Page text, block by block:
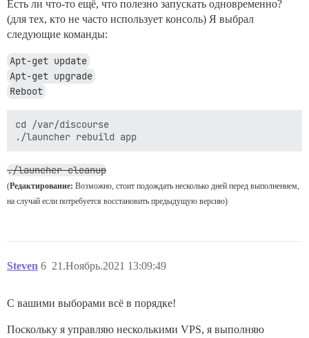
Есть ли что-то ещё, что полезно запускать одновременно?
(для тех, кто не часто использует консоль) Я выбрал
следующие команды:
Apt-get update
Apt-get upgrade
Reboot
cd /var/discourse
./launcher cleanup
(Редактирование: Возможно, стоит подождать несколько дней перед выполнением,
на случай если потребуется восстановить предыдущую версию)
Steven 21.Ноябрь.2021 13:09:49
6
С вашими выборами всё в порядке!
Поскольку я управляю несколькими VPS, я выполняю